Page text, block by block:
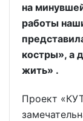
на
работы
костры», а
жить» .
Проект